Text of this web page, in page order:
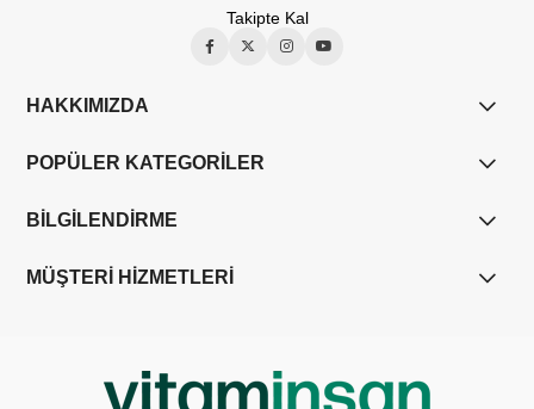
Takipte Kal
HAKKIMIZDA
POPÜLER KATEGORİLER
BİLGİLENDİRME
MÜŞTERİ HİZMETLERİ